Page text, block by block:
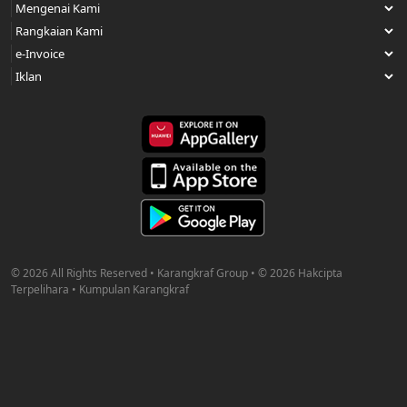
© 2026 All Rights Reserved • Karangkraf Group • © 2026 Hakcipta
Terpelihara • Kumpulan Karangkraf